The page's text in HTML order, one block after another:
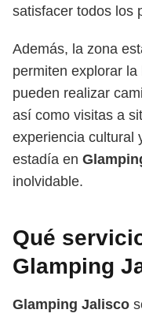
satisfacer todos los
Además, la zona
permiten explorar
pueden realizar
así como visitas a
experiencia cultural
estadía en
inolvidable.
Qué
Glamping
Glamping Jalisco